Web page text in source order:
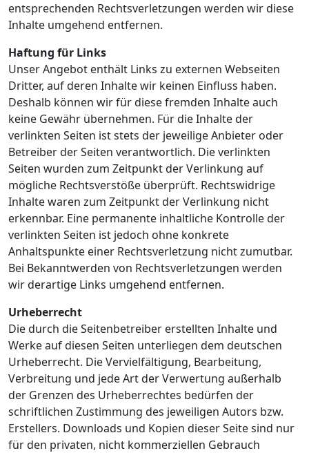
entsprechenden Rechtsverletzungen werden wir diese
Inhalte umgehend entfernen.
Haftung für Links
Unser Angebot enthält Links zu externen Webseiten
Dritter, auf deren Inhalte wir keinen Einfluss haben.
Deshalb können wir für diese fremden Inhalte auch
keine Gewähr übernehmen. Für die Inhalte der
verlinkten Seiten ist stets der jeweilige Anbieter oder
Betreiber der Seiten verantwortlich. Die verlinkten
Seiten wurden zum Zeitpunkt der Verlinkung auf
mögliche Rechtsverstöße überprüft. Rechtswidrige
Inhalte waren zum Zeitpunkt der Verlinkung nicht
erkennbar. Eine permanente inhaltliche Kontrolle der
verlinkten Seiten ist jedoch ohne konkrete
Anhaltspunkte einer Rechtsverletzung nicht zumutbar.
Bei Bekanntwerden von Rechtsverletzungen werden
wir derartige Links umgehend entfernen.
Urheberrecht
Die durch die Seitenbetreiber erstellten Inhalte und
Werke auf diesen Seiten unterliegen dem deutschen
Urheberrecht. Die Vervielfältigung, Bearbeitung,
Verbreitung und jede Art der Verwertung außerhalb
der Grenzen des Urheberrechtes bedürfen der
schriftlichen Zustimmung des jeweiligen Autors bzw.
Erstellers. Downloads und Kopien dieser Seite sind nur
für den privaten, nicht kommerziellen Gebrauch